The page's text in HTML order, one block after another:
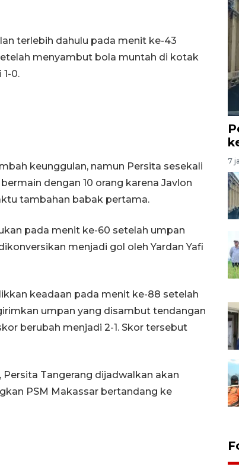
terlebih dahulu pada menit ke-43
menyambut bola muntah di kotak
0.
keunggulan, namun Persita sesekali
dengan 10 orang karena Javlon
tambahan babak pertama.
pada menit ke-60 setelah umpan
menjadi gol oleh Yardan Yafi
keadaan pada menit ke-88 setelah
umpan yang disambut tendangan
berubah menjadi 2-1. Skor tersebut
Persita Tangerang dijadwalkan akan
PSM Makassar bertandang ke
7